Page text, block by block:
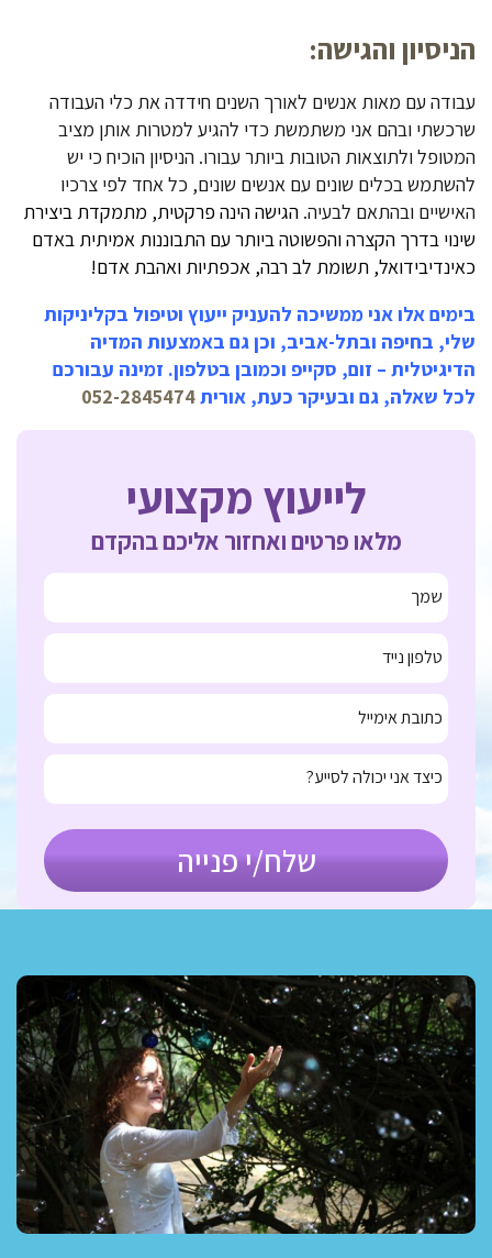
הניסיון והגישה:
עבודה עם מאות אנשים לאורך השנים חידדה את כלי העבודה
שרכשתי ובהם אני משתמשת כדי להגיע למטרות אותן מציב
המטופל ולתוצאות הטובות ביותר עבורו. הניסיון הוכיח כי יש
להשתמש בכלים שונים עם אנשים שונים, כל אחד לפי צרכיו
האישיים ובהתאם לבעיה. הגישה הינה פרקטית, מתמקדת ביצירת
שינוי בדרך הקצרה והפשוטה ביותר עם התבוננות אמיתית באדם
כאינדיבידואל, תשומת לב רבה, אכפתיות ואהבת אדם!
בימים אלו אני ממשיכה להעניק ייעוץ וטיפול בקליניקות
שלי, בחיפה ובתל-אביב, וכן גם באמצעות המדיה
הדיגיטלית – זום, סקייפ וכמובן בטלפון. זמינה עבורכם
לכל שאלה, גם ובעיקר כעת, אורית052-2845474
לייעוץ מקצועי
מלאו פרטים ואחזור אליכם בהקדם